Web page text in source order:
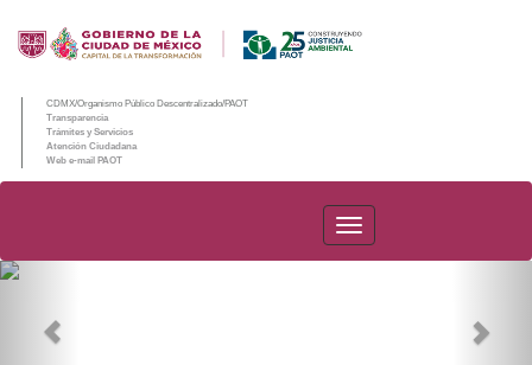
CDMX/Organismo Público Descentralizado/PAOT
Transparencia
Trámites y Servicios
Atención Ciudadana
Web e-mail PAOT
PAOT